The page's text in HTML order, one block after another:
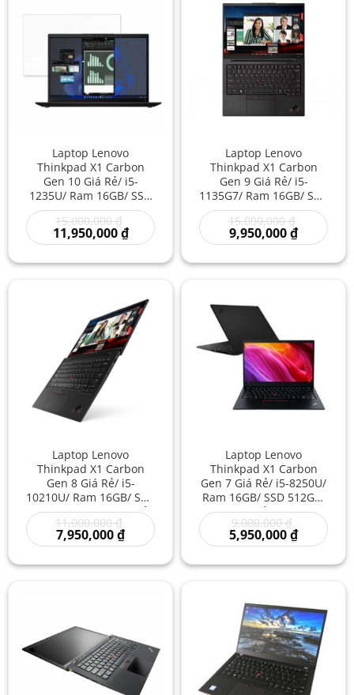
Laptop Lenovo
Thinkpad X1 Carbon
Gen 10 Giá Rẻ/ i5-
1235U/ Ram 16GB/ SSD
512GB/ Laptop Cũ/ Mua
Máy Tính Giá Rẻ/
Laptop Thế Hệ 12
15,000,000₫
gốc
là:
15,000,000 ₫.
11,950,000₫Giá
hiện
là:
Laptop Lenovo
Thinkpad X1 Carbon
Gen 9 Giá Rẻ/ i5-
1135G7/ Ram 16GB/ SSD
512GB/ Máy Tính Cũ Giá
Rẻ/ Mua Laptop Giá Rẻ/
Bán Laptop Cực Bền
15,000,000₫
là:
9,950,000₫Giá
hiện
là:
Laptop Lenovo
Thinkpad X1 Carbon
Gen 8 Giá Rẻ/ i5-
10210U/ Ram 16GB/ SSD
512GB/ Laptop Cũ Trả
Góp/ Laptop USA JAPAN
Giá Rẻ/ Laptop Pin Rất
11,000,000₫
là:
11,000,000 ₫.
7,950,000₫Giá
hiện
là:
Laptop Lenovo
Thinkpad X1 Carbon
Gen 7 Giá Rẻ/ i5-8250U/
Ram 16GB/ SSD 512GB/
Laptop Nhỏ Gọn Nhẹ/
Laptop Siêu Mỏng Đẹp
Giá Rẻ/ Doanh Nhân/
9,000,000₫
gốc
là:
9,000,000
5,950,000₫Giá
hiện
là: